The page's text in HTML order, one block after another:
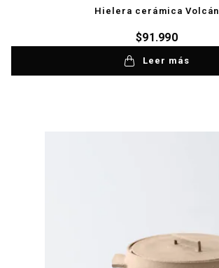
Hielera cerámica Volcán
$91.990
Leer más